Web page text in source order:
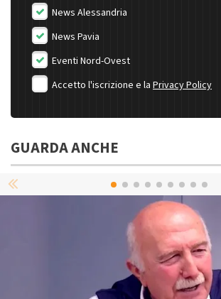
News Alessandria
News Pavia
Eventi Nord-Ovest
Accetto l'iscrizione e la Privacy Policy
GUARDA ANCHE